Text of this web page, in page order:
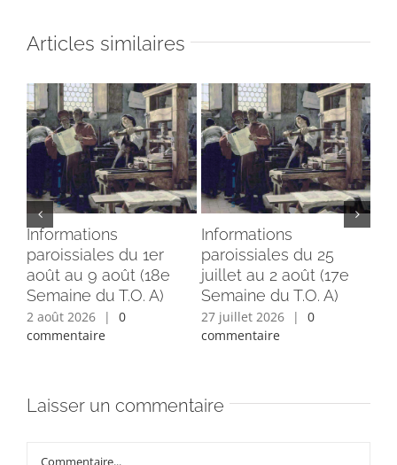
Articles similaires
Informations
paroissiales du 1er
août au 9 août (18e
Semaine du T.O. A)
2 août 2026 |
0
commentaire
Informations
paroissiales du 25
juillet au 2 août (17e
Semaine du T.O. A)
27 juillet 2026 |
0
commentaire
Laisser un commentaire
Commentaire